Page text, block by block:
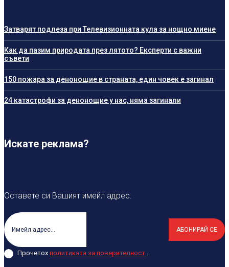
Затварят подлеза при Телевизионната кула за нощно миене
Как да пазим природата през лятото? Експерти с важни
съвети
150 пожара за денонощие в страната, един човек е загинал
24 катастрофи за денонощие у нас, няма загинали
Искате реклама?
Оставете си Вашият имейл адрес.
АБОНИРАЙ СЕ
Прочетох политиката за поверителност .